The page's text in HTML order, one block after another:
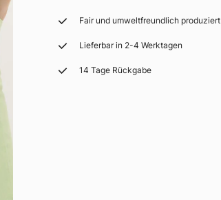
Fair und umweltfreundlich produziert
Lieferbar in 2-4 Werktagen
14 Tage Rückgabe